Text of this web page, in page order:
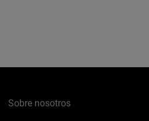
Sobre nosotros